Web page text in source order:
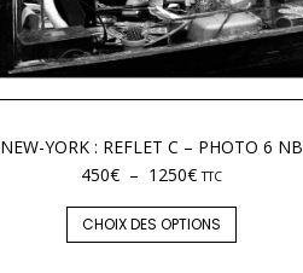
NEW-YORK : REFLET C – PHOTO 6 NB
450€ – 1250€ TTC
CHOIX DES OPTIONS